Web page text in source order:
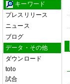
キーワード
プレスリリース
ニュース
ブログ
データ・その他
ダウンロード
toto
試合